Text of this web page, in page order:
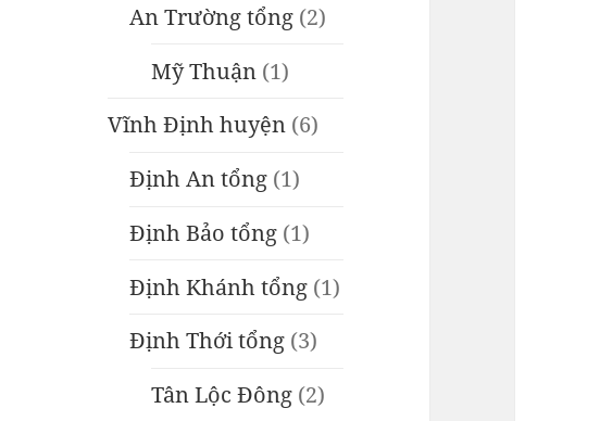
An Trường tổng (2)
Mỹ Thuận (1)
Vĩnh Định huyện (6)
Định An tổng (1)
Định Bảo tổng (1)
Định Khánh tổng (1)
Định Thới tổng (3)
Tân Lộc Đông (2)